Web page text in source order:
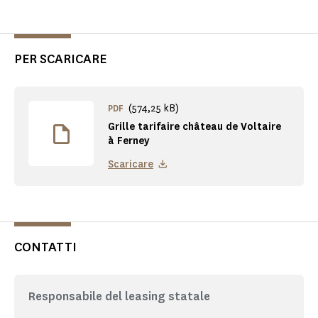
PER SCARICARE
Grille tarifaire château de Voltaire
à Ferney
PDF (574,25 kB)
Scaricare
CONTATTI
Responsabile del leasing statale